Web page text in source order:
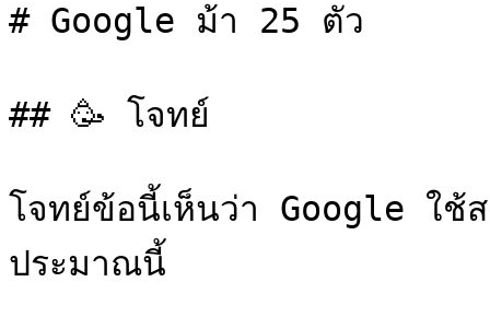
# Google ม้า 25 ตัว
## 🥳 โจทย์
โจทย์ข้อนี้เห็นว่า Google ใช้
ประมาณนี้